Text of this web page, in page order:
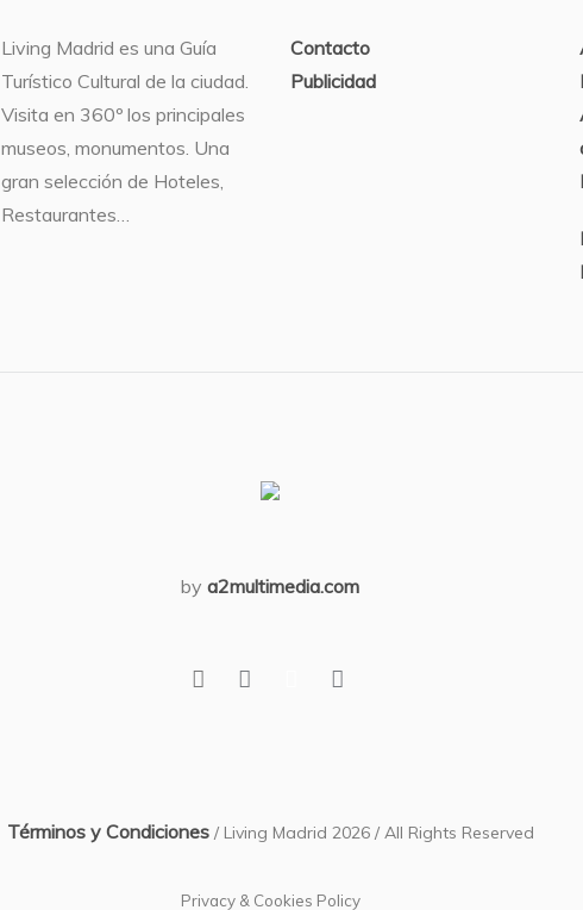
Living Madrid es una Guía
Turístico Cultural de la ciudad.
Visita en 360º los principales
museos, monumentos. Una
gran selección de Hoteles,
Restaurantes…
Contacto
Publicidad
by a2multimedia.com
Términos y Condiciones/ Living Madrid 2026 / All Rights Reserved
Privacy & Cookies Policy